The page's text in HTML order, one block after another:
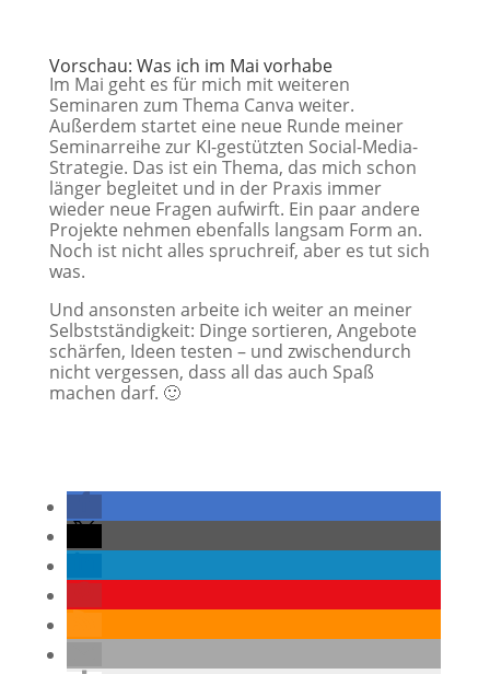
Vorschau: Was ich im Mai vorhabe
Im Mai geht es für mich mit weiteren
Seminaren zum Thema Canva weiter.
Außerdem startet eine neue Runde meiner
Seminarreihe zur KI-gestützten Social-Media-
Strategie. Das ist ein Thema, das mich schon
länger begleitet und in der Praxis immer
wieder neue Fragen aufwirft. Ein paar andere
Projekte nehmen ebenfalls langsam Form an.
Noch ist nicht alles spruchreif, aber es tut sich
was.
Und ansonsten arbeite ich weiter an meiner
Selbstständigkeit: Dinge sortieren, Angebote
schärfen, Ideen testen – und zwischendurch
nicht vergessen, dass all das auch Spaß
machen darf. 🙂